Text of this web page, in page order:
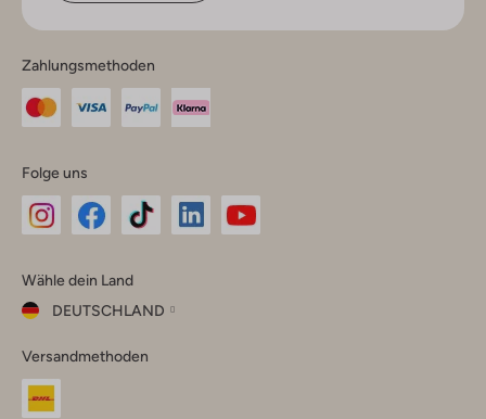
Zahlungsmethoden
Folge uns
Instagram
Facebook
TikTok
Wähle dein Land
DEUTSCHLAND
dein
Land
Versandmethoden